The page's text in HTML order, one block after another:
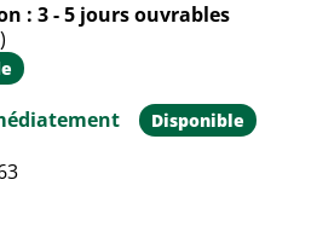
: 3 - 5 jours ouvrables
Disponible
sur le produit